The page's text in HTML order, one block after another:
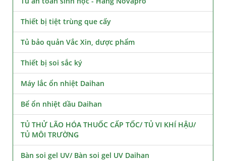
Thiết bị tiệt trùng que cấy
Tủ bảo quản Vắc Xin, dược phẩm
Thiết bị soi sắc ký
Máy lắc ổn nhiệt Daihan
Bể ổn nhiệt dầu Daihan
TỦ THỬ LÃO HÓA THUỐC CẤP TỐC/ TỦ VI KHÍ HẬU/
TỦ MÔI TRƯỜNG
Bàn soi gel UV/ Bàn soi gel UV Daihan